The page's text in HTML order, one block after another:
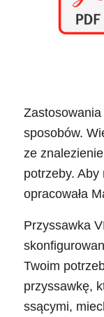
sposobów.
ze
potrzeby.
opracowała
Przyssawka
Twoim
przyssawkę,
ssącymi,